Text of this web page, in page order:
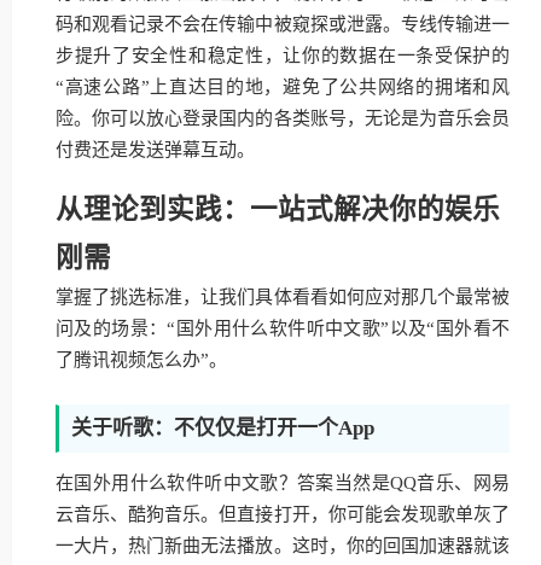
码和观看记录不会在传输中被窥探或泄露。专线传输进一
步提升了安全性和稳定性，让你的数据在一条受保护的
“高速公路”上直达目的地，避免了公共网络的拥堵和风
险。你可以放心登录国内的各类账号，无论是为音乐会员
付费还是发送弹幕互动。
从理论到实践：一站式解决你的娱乐
刚需
掌握了挑选标准，让我们具体看看如何应对那几个最常被
问及的场景：“国外用什么软件听中文歌”以及“国外看不
了腾讯视频怎么办”。
关于听歌：不仅仅是打开一个App
在国外用什么软件听中文歌？答案当然是QQ音乐、网易
云音乐、酷狗音乐。但直接打开，你可能会发现歌单灰了
一大片，热门新曲无法播放。这时，你的回国加速器就该